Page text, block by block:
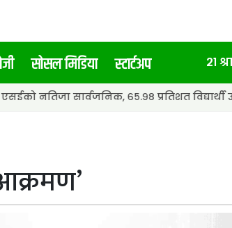
सोसल मिडिया स्टार्टअप २१
६५.९८ प्रतिशत विद्यार्थी उत्तीर्ण